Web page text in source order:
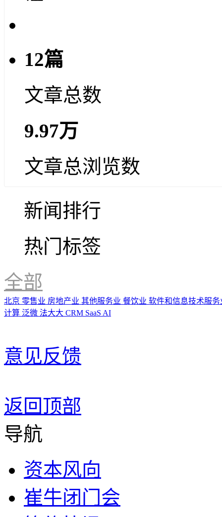
12篇
文章总数
9.97万
文章总浏览数
新闻排行
热门标签
全部
北京 零售业 房地产业 其他服务业 餐饮业 软件和信息技术服
计算 泛微 法大大 CRM SaaS AI
意见反馈
返回顶部
导航
资本风向
崔牛闭门会